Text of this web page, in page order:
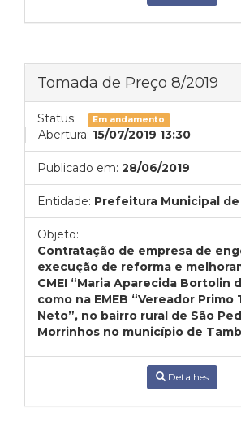
Tomada de Preço 8/2019
Status: Em andamento
Abertura: 15/07/2019 13:30
Publicado em: 28/06/2019
Entidade: Prefeitura Municipal
Objeto:
Contratação de empresa de
execução de reforma e
CMEI “Maria Aparecida Bortolin
como na EMEB “Vereador Primo
Neto”, no bairro rural de São
Morrinhos no município de
Detalhes